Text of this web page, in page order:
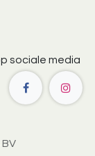
sociale media